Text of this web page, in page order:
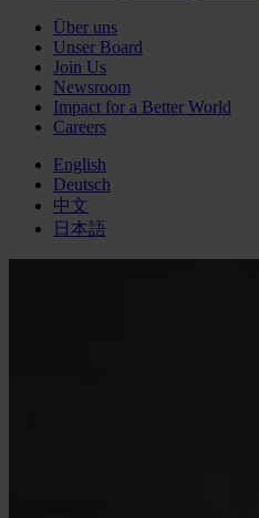
Über uns
Unser Board
Join Us
Newsroom
Impact for a Better World
Careers
English
Deutsch
中文
日本語